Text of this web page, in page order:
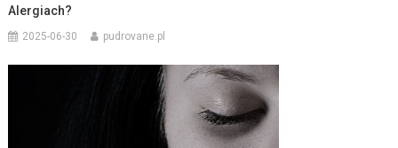
Alergiach?
2025-06-30 pudrovane.pl